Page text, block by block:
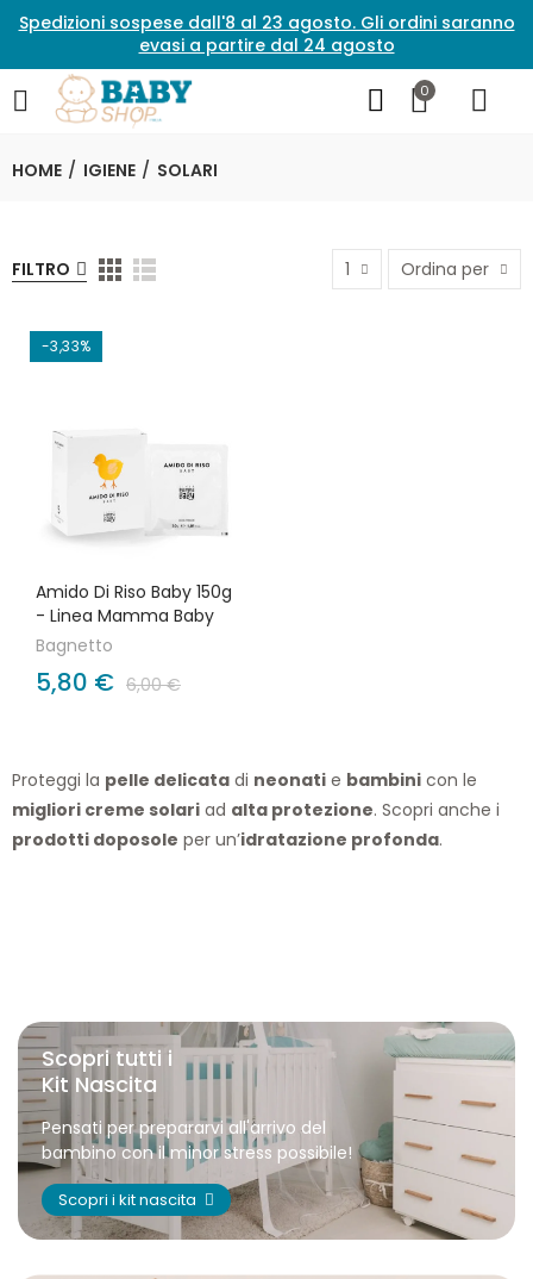
Spedizioni sospese dall'8 al 23 agosto. Gli ordini saranno
evasi a partire dal 24 agosto
0
HOME IGIENE SOLARI
Proteggi la pelle delicata di neonati e bambini con le
migliori creme solari ad alta protezione. Scopri anche i
prodotti doposole per un’idratazione profonda.
FILTRO 1 Ordina per
-3,33%
Amido Di Riso Baby 150g
- Linea Mamma Baby
Bagnetto
5,80 € 6,00 €
Scopri tutti i
Kit Nascita
Pensati per prepararvi all'arrivo del
bambino con il minor stress possibile!
Scopri i kit nascita